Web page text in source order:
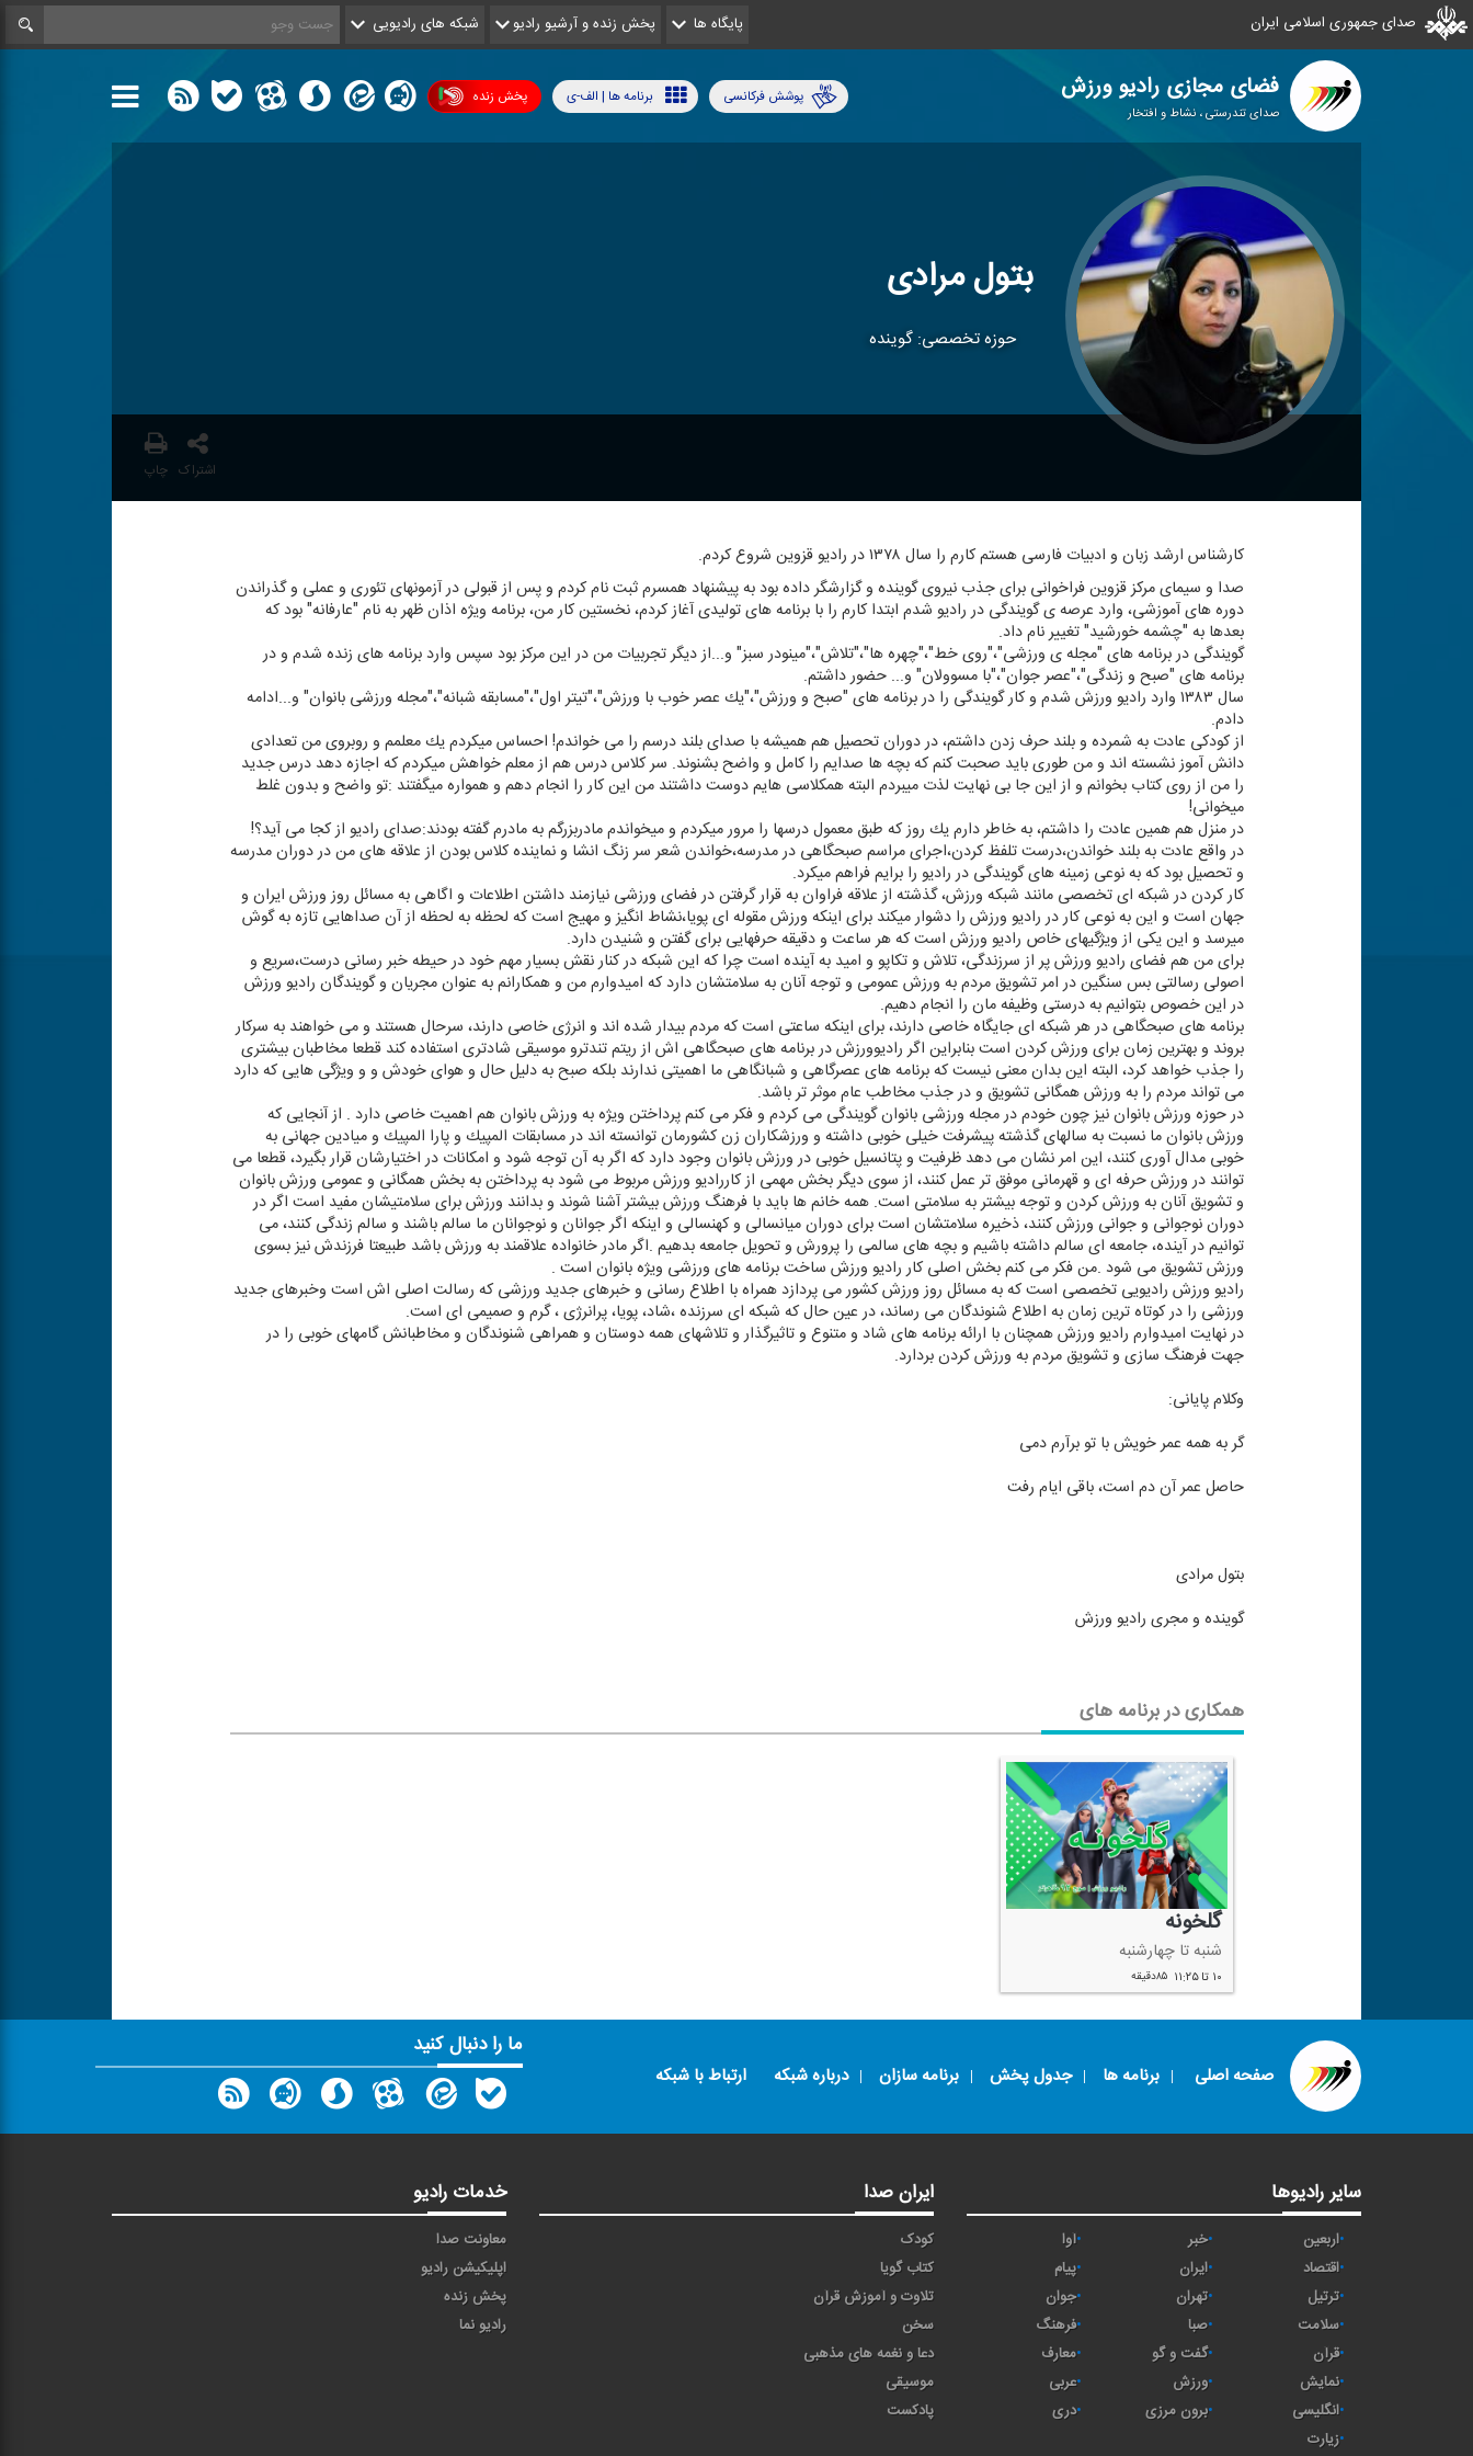
صدای جمهوری اسلامی ایران پایگاه ها پخش زنده و آرشیو رادیو شبکه های رادیویی
فضای مجازی رادیو ورزش
صدای تندرستی ، نشاط و افتخار
پخش زنده برنامه ها | الف-ی پوشش فرکانسی
بتول مرادی
حوزه تخصصی: گوینده
اشتراک چاپ
كارشناس ارشد زبان و ادبیات فارسی هستم كارم را سال ۱۳۷۸ در رادیو قزوین شروع كردم.
صدا و سیمای مركز قزوین فراخوانی برای جذب نیروی گوینده و گزارشگر داده بود به پیشنهاد همسرم ثبت نام كردم و پس از قبولی در آزمونهای تئوری و عملی و گذراندن
دوره های آموزشی، وارد عرصه ی گویندگی در رادیو شدم ابتدا كارم را با برنامه های تولیدی آغاز كردم، نخستین كار من، برنامه ویژه اذان ظهر به نام "عارفانه" بود كه
بعدها به "چشمه خورشید" تغییر نام داد.
گویندگی در برنامه های "مجله ی ورزشی"،"روی خط"،"چهره ها"،"تلاش"،"مینودر سبز" و...از دیگر تجربیات من در این مركز بود سپس وارد برنامه های زنده شدم و در
برنامه های "صبح و زندگی"،"عصر جوان"،"با مسوولان" و... حضور داشتم.
سال ۱۳۸۳ وارد رادیو ورزش شدم و كار گویندگی را در برنامه های "صبح و ورزش"،"یك عصر خوب با ورزش"،"تیتر اول"،"مسابقه شبانه"،"مجله ورزشی بانوان" و...ادامه
دادم.
از كودكی عادت به شمرده و بلند حرف زدن داشتم، در دوران تحصیل هم همیشه با صدای بلند درسم را می خواندم! احساس میكردم یك معلمم و روبروی من تعدادی
دانش آموز نشسته اند و من طوری باید صحبت كنم كه بچه ها صدایم را كامل و واضح بشنوند. سر كلاس درس هم از معلم خواهش میكردم كه اجازه دهد درس جدید
را من از روی كتاب بخوانم و از این جا بی نهایت لذت میبردم البته همكلاسی هایم دوست داشتند من این كار را انجام دهم و همواره میگفتند :تو واضح و بدون غلط
میخوانی!
در منزل هم همین عادت را داشتم، به خاطر دارم یك روز كه طبق معمول درسها را مرور میكردم و میخواندم مادربزرگم به مادرم گفته بودند:صدای رادیو از كجا می آید؟!
در واقع عادت به بلند خواندن،درست تلفظ كردن،اجرای مراسم صبحگاهی در مدرسه،خواندن شعر سر زنگ انشا و نماینده كلاس بودن از علاقه های من در دوران مدرسه
و تحصیل بود كه به نوعی زمینه های گویندگی در رادیو را برایم فراهم میكرد.
كار كردن در شبكه ای تخصصی مانند شبكه ورزش، گذشته از علاقه فراوان به قرار گرفتن در فضای ورزشی نیازمند داشتن اطلاعات و اگاهی به مسائل روز ورزش ایران و
جهان است و این به نوعی كار در رادیو ورزش را دشوار میكند برای اینكه ورزش مقوله ای پویا،نشاط انگیز و مهیج است كه لحظه به لحظه از آن صداهایی تازه به گوش
میرسد و این یكی از ویژگیهای خاص رادیو ورزش است كه هر ساعت و دقیقه حرفهایی برای گفتن و شنیدن دارد.
برای من هم فضای رادیو ورزش پر از سرزندگی، تلاش و تكاپو و امید به آینده است چرا كه این شبكه در كنار نقش بسیار مهم خود در حیطه خبر رسانی درست،سریع و
اصولی رسالتی بس سنگین در امر تشویق مردم به ورزش عمومی و توجه آنان به سلامتشان دارد كه امیدوارم من و همكارانم به عنوان مجریان و گویندگان رادیو ورزش
در این خصوص بتوانیم به درستی وظیفه مان را انجام دهیم.
برنامه های صبحگاهی در هر شبكه ای جایگاه خاصی دارند، برای اینكه ساعتی است كه مردم بیدار شده اند و انرژی خاصی دارند، سرحال هستند و می خواهند به سركار
بروند و بهترین زمان برای ورزش كردن است بنابراین اگر رادیوورزش در برنامه های صبحگاهی اش از ریتم تندترو موسیقی شادتری استفاده كند قطعا مخاطبان بیشتری
را جذب خواهد كرد، البته این بدان معنی نیست كه برنامه های عصرگاهی و شبانگاهی ما اهمیتی ندارند بلكه صبح به دلیل حال و هوای خودش و و ویژگی هایی كه دارد
می تواند مردم را به ورزش همگانی تشویق و در جذب مخاطب عام موثر تر باشد.
در حوزه ورزش بانوان نیز چون خودم در مجله ورزشی بانوان گویندگی می كردم و فكر می كنم پرداختن ویژه به ورزش بانوان هم اهمیت خاصی دارد . از آنجایی كه
ورزش بانوان ما نسبت به سالهای گذشته پیشرفت خیلی خوبی داشته و ورزشكاران زن كشورمان توانسته اند در مسابقات المپیك و پارا المپیك و میادین جهانی به
خوبی مدال آوری كنند، این امر نشان می دهد ظرفیت و پتانسیل خوبی در ورزش بانوان وجود دارد كه اگر به آن توجه شود و امكانات در اختیارشان قرار بگیرد، قطعا می
توانند در ورزش حرفه ای و قهرمانی موفق تر عمل كنند، از سوی دیگر بخش مهمی از كاررادیو ورزش مربوط می شود به پرداختن به بخش همگانی و عمومی ورزش بانوان
و تشویق آنان به ورزش كردن و توجه بیشتر به سلامتی است. همه خانم ها باید با فرهنگ ورزش بیشتر آشنا شوند و بدانند ورزش برای سلامتیشان مفید است اگر در
دوران نوجوانی و جوانی ورزش كنند، ذخیره سلامتشان است برای دوران میانسالی و كهنسالی و اینكه اگر جوانان و نوجوانان ما سالم باشند و سالم زندگی كنند، می
توانیم در آینده، جامعه ای سالم داشته باشیم و بچه های سالمی را پرورش و تحویل جامعه بدهیم .اگر مادر خانواده علاقمند به ورزش باشد طبیعتا فرزندش نیز بسوی
ورزش تشویق می شود .من فكر می كنم بخش اصلی كار رادیو ورزش ساخت برنامه های ورزشی ویژه بانوان است .
رادیو ورزش رادیویی تخصصی است كه به مسائل روز ورزش كشور می پردازد همراه با اطلاع رسانی و خبرهای جدید ورزشی كه رسالت اصلی اش است وخبرهای جدید
ورزشی را در كوتاه ترین زمان به اطلاع شنوندگان می رساند، در عین حال كه شبكه ای سرزنده ،شاد، پویا، پرانرژی ، گرم و صمیمی ای است.
در نهایت امیدوارم رادیو ورزش همچنان با ارائه برنامه های شاد و متنوع و تاثیرگذار و تلاشهای همه دوستان و همراهی شنوندگان و مخاطبانش گامهای خوبی را در
جهت فرهنگ سازی و تشویق مردم به ورزش كردن بردارد.
وكلام پایانی:
گر به همه عمر خویش با تو برآرم دمی
حاصل عمر آن دم است، باقی ایام رفت
بتول مرادی
گوینده و مجری رادیو ورزش
همکاری در برنامه های
گلخونه
شنبه تا چهارشنبه
۱۰ تا ۱۱:۲۵ ۸۵دقیقه
صفحه اصلی برنامه ها جدول پخش برنامه سازان درباره شبکه ارتباط با شبکه
ما را دنبال کنید
سایر رادیوها
اربعین خبر
آوا
اقتصاد
ايران
پیام
ترتیل
تهران
جوان
سلامت
صبا
فرهنگ
قرآن
گفت و گو
معارف
نمایش
ورزش
عربی
انگلیسی
برون مرزی
دری
زیارت
ایران صدا
کودک
کتاب گویا
تلاوت و آموزش قرآن
سخن
دعا و نغمه های مذهبی
موسیقی
پادکست
خدمات رادیو
معاونت صدا
اپلیکیشن رادیو
پخش زنده
رادیو نما